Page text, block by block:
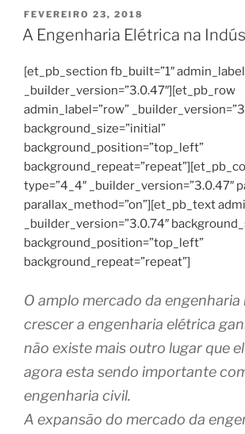
PUBLICADO
EM
FEVEREIRO 23, 2018
A Engenharia Elétrica na
[et_pb_section fb_built=”1″
_builder_version=”3.0.47″][et_pb_row
admin_label=”row”
background_size=”initial”
background_position=”top_left”
type=”4_4″ _builder_version=”3.0.47″
parallax_method=”on”][et_pb_text
_builder_version=”3.0.74″
background_position=”top_left”
background_repeat=”repeat”]
O amplo mercado da engenharia
crescer a engenharia elétrica
não existe mais outro lugar que
agora esta sendo importante
engenharia civil.
A expansão do mercado da